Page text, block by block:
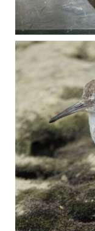
比謝川でよく見られる生き物 「イソシギ」の足に釣り針が(>_<) 比謝川は釣りが可